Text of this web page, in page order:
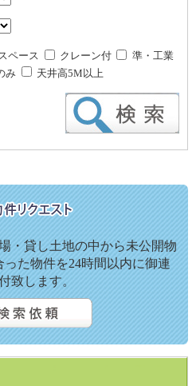
ペース クレーン付
準・工業
み 天井高5M以上
・貸し土地の中から未公開物
た物件を24時間以内に御連
致します。